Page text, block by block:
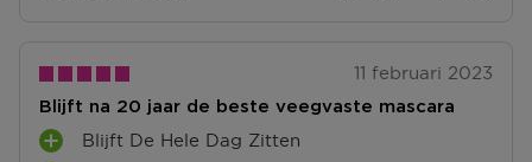
11 februari 2023
Blijft na 20 jaar de beste veegvaste mascara
P
Blijft De Hele Dag Zitten